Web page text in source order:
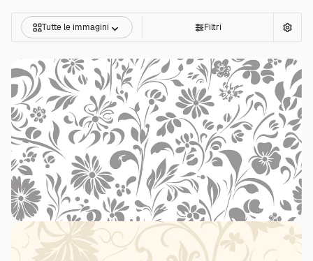
Tutte le immagini Filtri